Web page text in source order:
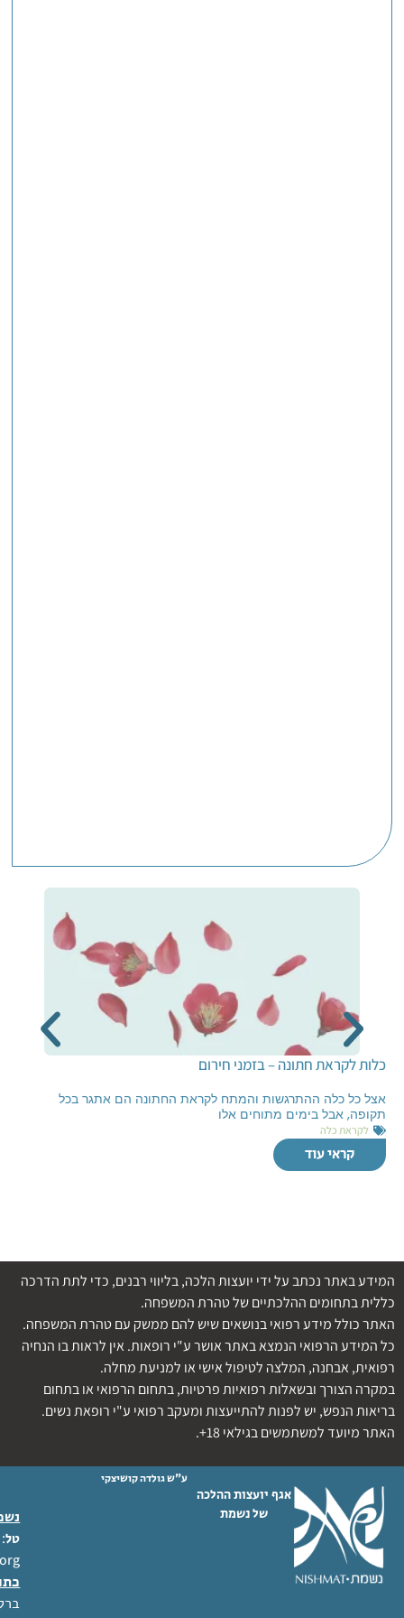
כלות לקראת חתונה – בזמני חירום
אצל כל כלה ההתרגשות והמתח לקראת החתונה הם אתגר בכל
תקופה, אבל בימים מתוחים אלו
לקראת כלה
קראי עוד
המידע באתר נכתב על ידי יועצות הלכה, בליווי רבנים, כדי לתת הדרכה
כללית בתחומים ההלכתיים של טהרת המשפחה.
האתר כולל מידע רפואי בנושאים שיש להם ממשק עם טהרת המשפחה.
כל המידע הרפואי הנמצא באתר אושר ע"י רופאות. אין לראות בו הנחיה
רפואית, אבחנה, המלצה לטיפול אישי או למניעת מחלה.
במקרה הצורך ובשאלות רפואיות פרטיות, בתחום הרפואי או בתחום
בריאות הנפש, יש לפנות להתייעצות ומעקב רפואי ע"י רופאת נשים.
האתר מיועד למשתמשים בגילאי 18+.
אגף יועצות ההלכה
של נשמת
ע"ש גולדה קושיצקי
טל: 02-6404333
ברל